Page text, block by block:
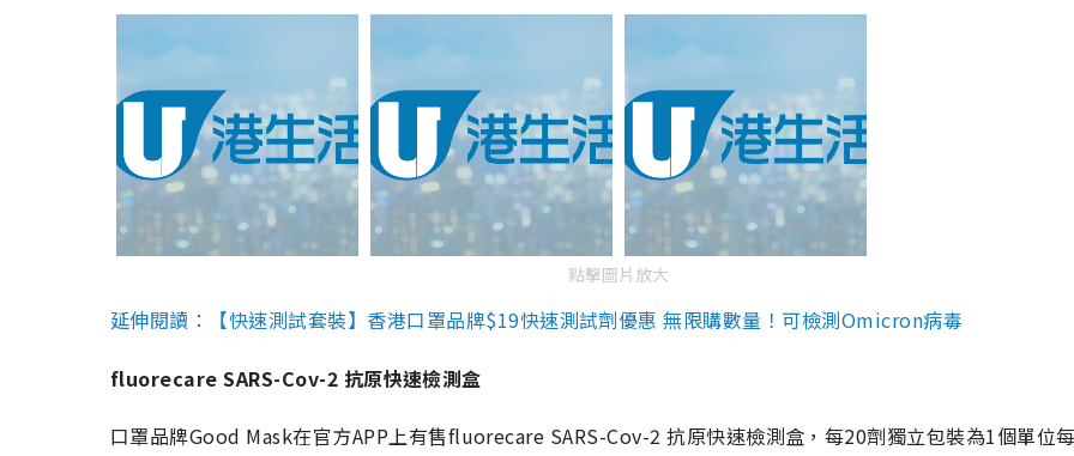
點擊圖片放大
延伸閱讀：【快速測試套裝】香港口罩品牌$19快速測試劑優惠 無限購數量！可檢測Omicron病毒
fluorecare SARS-Cov-2 抗原快速檢測盒
口罩品牌Good Mask在官方APP上有售fluorecare SARS-Cov-2 抗原快速檢測盒，每20劑獨立包裝為1個單位